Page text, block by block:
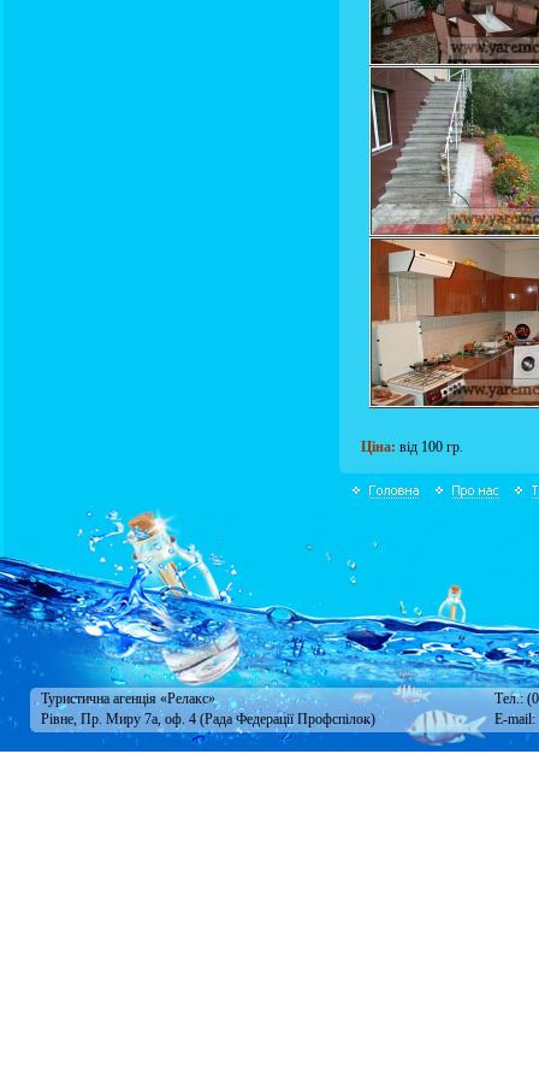
Ціна: від 100 гр.
Туристична агенція «Релакс»
Тел.:
Рівне, Пр. Миру 7а, оф. 4 (Рада Федерації Профспілок)
E-mail: